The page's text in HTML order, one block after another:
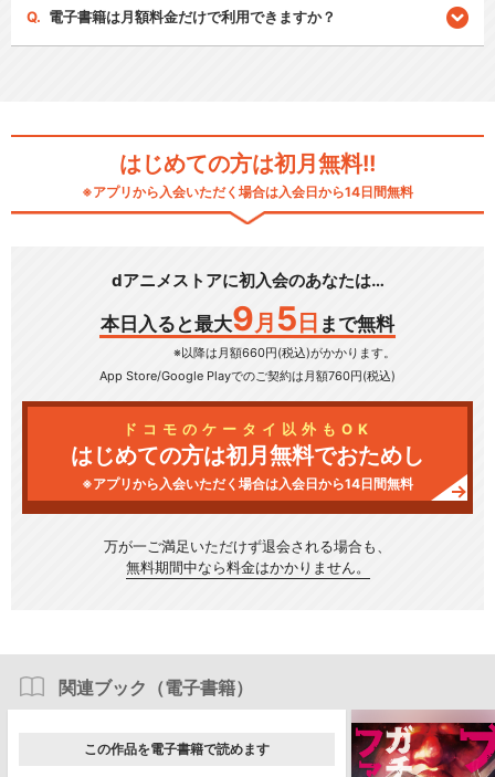
電子書籍は月額料金だけで利用できますか？
はじめての方は初月無料!!
※アプリから入会いただく場合は入会日から14日間無料
dアニメストアに初入会のあなたは…
本日入ると最大9 月 5 日 まで無料
※以降は月額660円(税込)がかかります。
App Store/Google Playでのご契約は月額760円(税込)
ドコモのケータイ以外もOK
はじめての方は初月無料でおためし
※アプリから入会いただく場合は入会日から14日間無料
万が一ご満足いただけず退会される場合も、
無料期間中なら料金はかかりません。
関連ブック（電子書籍）
この作品を電子書籍で読めます